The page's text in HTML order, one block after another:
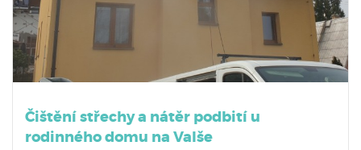
Čištění střechy a nátěr podbití u
rodinného domu na Valše